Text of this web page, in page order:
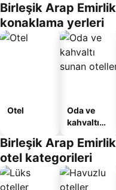
Birleşik Arap
konaklama yerleri
Otel
Oda ve
kahvaltı
oteller
Birleşik Arap
otel kategorileri